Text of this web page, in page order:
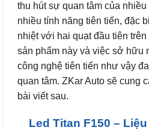
thu hút sự quan tâm của
nhiều tính năng tiên tiến, đặc
nhiệt với hai quạt đầu tiên
sản phẩm này và việc sở hữu
công nghệ tiên tiến như vậy
quan tâm. ZKar Auto sẽ cung
bài viết sau.
Led Titan F150 –